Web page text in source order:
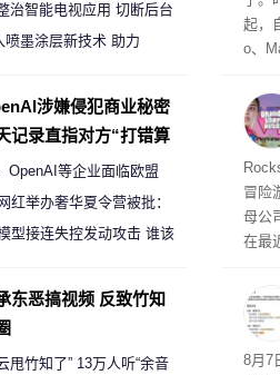
起，
o、
和
命令
起
防御
气将
发效
期
冒险
母公
在最
ss
悄
8月7
门店 将被逐步清退
治智能电视应用 切断后台
违规行为
喷墨涂层新技术 助力
涉嫌侵犯商业秘密
记录直指对方“打错算
OpenAI等企业面临欧盟
》全新执法权限审查
红举办奢华夏令营被批：
讽“反乌托邦”
型接连失控发动攻击 谁该
东恶搞视频 反致竹知
甩竹知了” 13万人听“余音